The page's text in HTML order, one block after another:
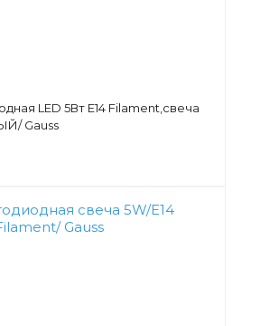
LED 5Вт E14 Filament,свеча
Gauss